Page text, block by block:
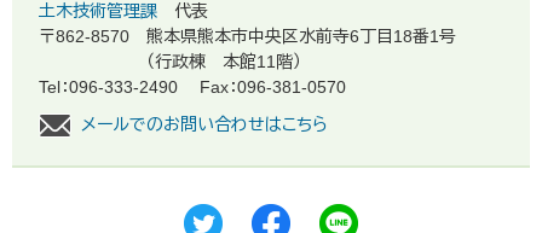
土木技術管理課
代表
〒862-8570
熊本県熊本市中央区水前寺6丁目18番1号
（行政棟 本館11階）
Tel：096-333-2490
Fax：096-381-0570
メールでのお問い合わせはこちら